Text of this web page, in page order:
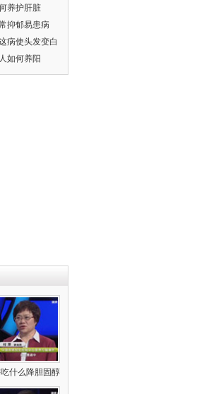
养护肝脏
抑郁易患病
病使头发变白
如何养阳
什么降胆固醇